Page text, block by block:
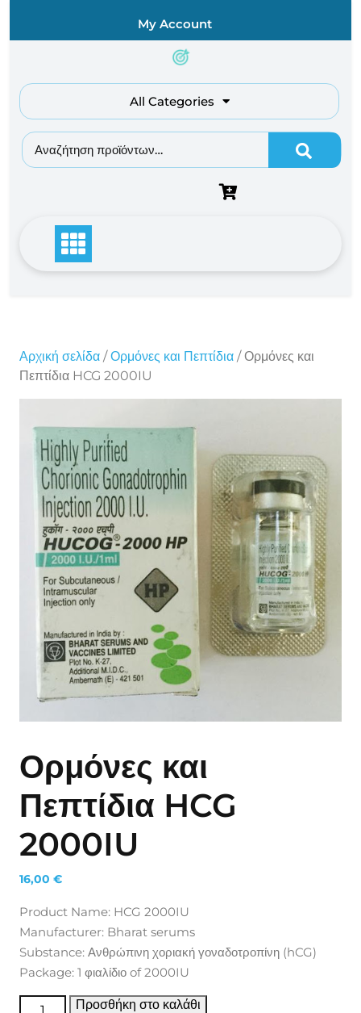
My Account
All Categories
Αναζήτηση για:
Αρχική σελίδα /Ορμόνες και Πεπτίδια / Ορμόνες και
Πεπτίδια HCG 2000IU
Ορμόνες και
Πεπτίδια HCG
2000IU
16,00 €
Product Name: HCG 2000IU
Manufacturer: Bharat serums
Substance: Ανθρώπινη χοριακή γοναδοτροπίνη (hCG)
Package: 1 φιαλίδιο of 2000IU
Ορμόνες και Πεπτίδια HCG 2000IU ποσότητα
Προσθήκη στο καλάθι